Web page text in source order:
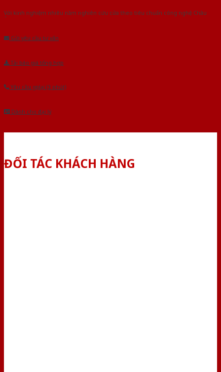
Với kinh nghiệm nhiêu năm nghiên cứu cửa theo tiêu chuẩn công nghệ Châu
Âu.Chúng tôi tự tin là nhà sản xuất & cung cấp hàng đầu tại Việt Nam!
Gửi yêu cầu tư vấn
Tải báo giá tổng hợp
Yêu cầu gọi lại (3 phút)
Dành cho đại lý
ĐỐI TÁC KHÁCH HÀNG